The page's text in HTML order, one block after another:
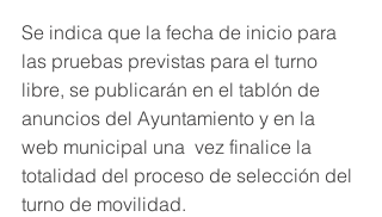
Se indica que la fecha de inicio para
las pruebas previstas para el turno
libre, se publicarán en el tablón de
anuncios del Ayuntamiento y en la
web municipal una  vez finalice la
totalidad del proceso de selección del
turno de movilidad.